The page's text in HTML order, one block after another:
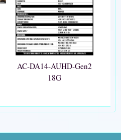
AC-DA14-AUHD-Gen2
18G